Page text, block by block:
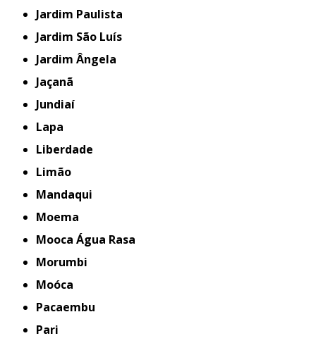
Jardim Paulista
Jardim São Luís
Jardim Ângela
Jaçanã
Jundiaí
Lapa
Liberdade
Limão
Mandaqui
Moema
Mooca Água Rasa
Morumbi
Moóca
Pacaembu
Pari